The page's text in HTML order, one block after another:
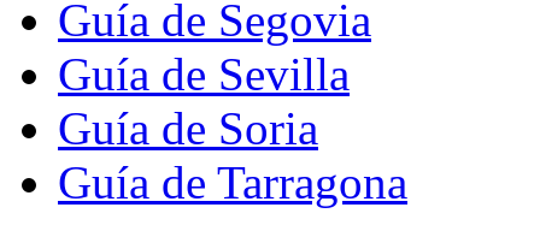
Guía de Segovia
Guía de Sevilla
Guía de Soria
Guía de Tarragona